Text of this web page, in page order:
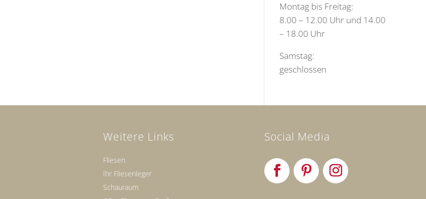
Montag bis Freitag:
8.00 – 12.00 Uhr und 14.00
– 18.00 Uhr
Samstag:
geschlossen
Weitere Links
Fliesen
Ihr Fliesenleger
Schauraum
Social Media